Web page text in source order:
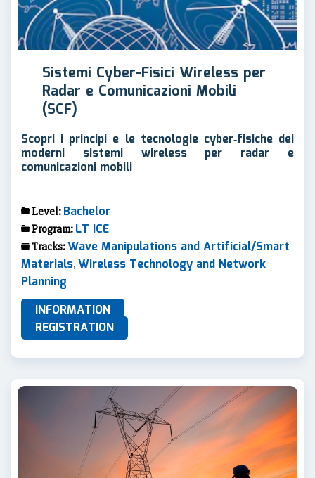
Sistemi Cyber-Fisici Wireless per
Radar e Comunicazioni Mobili
(SCF)
Scopri i principi e le tecnologie cyber‐fisiche dei
moderni sistemi wireless per radar e
comunicazioni mobili
Level: Bachelor
Program: LT ICE
Tracks:Wave Manipulations and Artificial/Smart
Materials, Wireless Technology and Network
Planning
INFORMATION
REGISTRATION